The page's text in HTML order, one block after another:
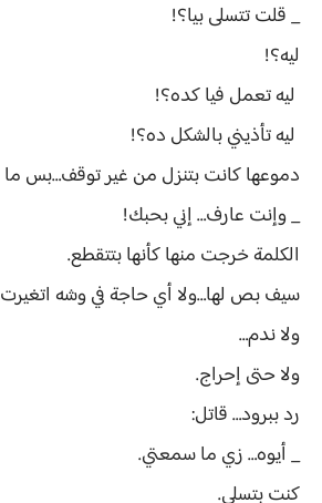
_ قلت تتسلى بيا؟!
ليه؟!
ليه تعمل فيا كده؟!
ليه تأذيني بالشكل ده؟!
دموعها كانت بتنزل من غير توقف…بس
_ وإنت عارف… إني بحبك!
الكلمة خرجت منها كأنها بتتقطع.
سيف بص لها…ولا أي حاجة في وشه
ولا ندم…
ولا حتى إحراج.
رد ببرود… قاتل:
_ أيوه… زي ما سمعتي.
كنت بتسلى.